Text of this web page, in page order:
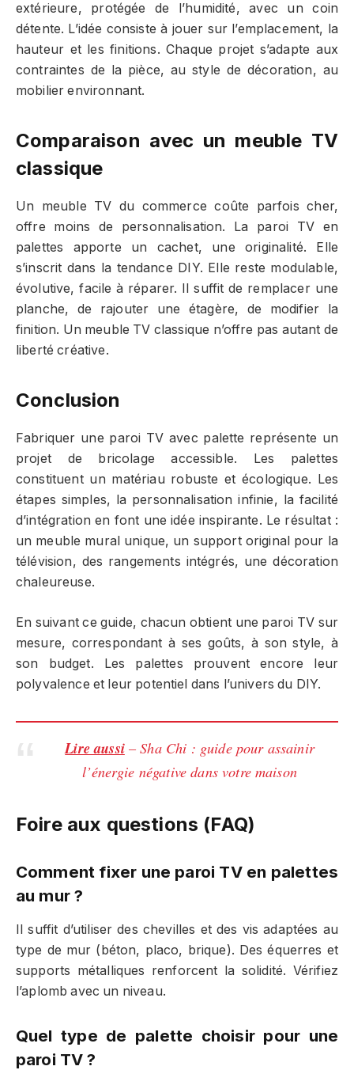
extérieure, protégée de l’humidité, avec un coin
détente. L’idée consiste à jouer sur l’emplacement, la
hauteur et les finitions. Chaque projet s’adapte aux
contraintes de la pièce, au style de décoration, au
mobilier environnant.
Comparaison avec un meuble TV
classique
Un meuble TV du commerce coûte parfois cher,
offre moins de personnalisation. La paroi TV en
palettes apporte un cachet, une originalité. Elle
s’inscrit dans la tendance DIY. Elle reste modulable,
évolutive, facile à réparer. Il suffit de remplacer une
planche, de rajouter une étagère, de modifier la
finition. Un meuble TV classique n’offre pas autant de
liberté créative.
Conclusion
Fabriquer une paroi TV avec palette représente un
projet de bricolage accessible. Les palettes
constituent un matériau robuste et écologique. Les
étapes simples, la personnalisation infinie, la facilité
d’intégration en font une idée inspirante. Le résultat :
un meuble mural unique, un support original pour la
télévision, des rangements intégrés, une décoration
chaleureuse.
En suivant ce guide, chacun obtient une paroi TV sur
mesure, correspondant à ses goûts, à son style, à
son budget. Les palettes prouvent encore leur
polyvalence et leur potentiel dans l’univers du DIY.
Lire aussi– Sha Chi : guide pour assainir
l’énergie négative dans votre maison
Foire aux questions (FAQ)
Comment fixer une paroi TV en palettes
au mur ?
Il suffit d’utiliser des chevilles et des vis adaptées au
type de mur (béton, placo, brique). Des équerres et
supports métalliques renforcent la solidité. Vérifiez
l’aplomb avec un niveau.
Quel type de palette choisir pour une
paroi TV ?